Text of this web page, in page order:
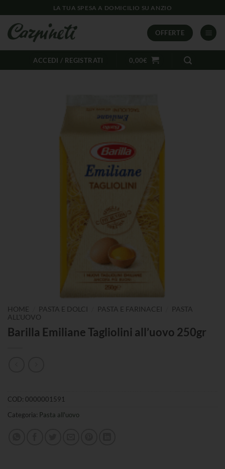
LA TUA SPESA A DOMICILIO SU ANZIO
OFFERTE
ACCEDI / REGISTRATI 0,00€
HOME PASTA E DOLCI PASTA E FARINACEI
PASTA
ALL'UOVO
Barilla Emiliane Tagliolini all’uovo 250gr
COD: 0000001591
Categoria: Pasta all'uovo